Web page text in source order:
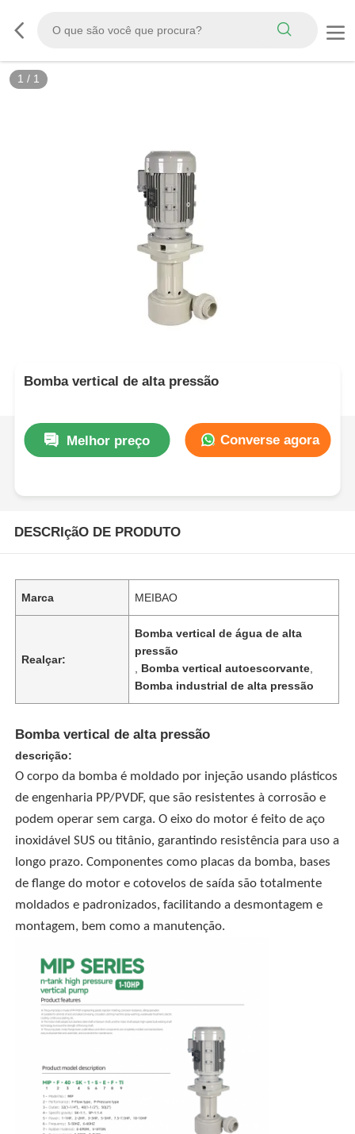
1 / 1
Bomba vertical de alta pressão
Melhor preço Converse agora
DESCRIçãO DE PRODUTO
Marca MEIBAO
Realçar:
Bomba vertical de água de alta
pressão
Bomba vertical autoescorvante
Bomba industrial de alta pressão
Bomba vertical de alta pressão
descrição:
O corpo da bomba é moldado por injeção usando plásticos
de engenharia PP/PVDF, que são resistentes à corrosão e
podem operar sem carga. O eixo do motor é feito de aço
inoxidável SUS ou titânio, garantindo resistência para uso a
longo prazo. Componentes como placas da bomba, bases
de flange do motor e cotovelos de saída são totalmente
moldados e padronizados, facilitando a desmontagem e
montagem, bem como a manutenção.